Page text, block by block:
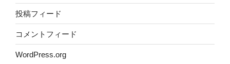
投稿フィード
コメントフィード
WordPress.org